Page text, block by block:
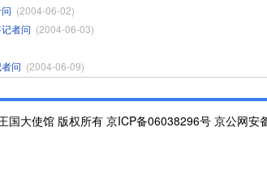
(2004-06-02)
者问 (2004-06-03)
问 (2004-06-09)
国大使馆 版权所有 京ICP备06038296号 京公网安